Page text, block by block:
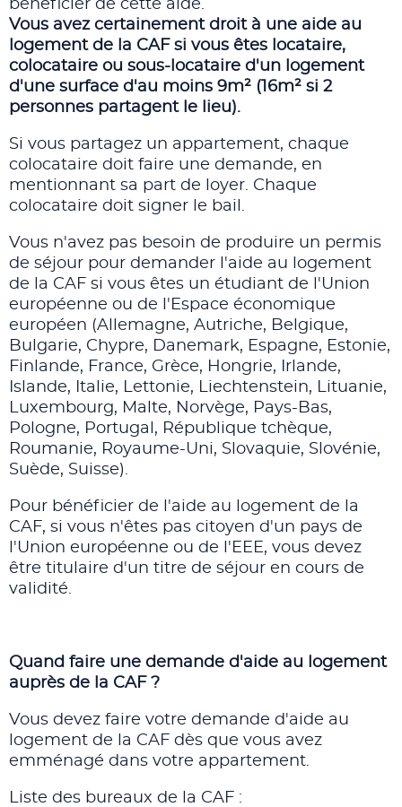
bénéficier de cette aide.
Vous avez certainement droit à une aide au
logement de la CAF si vous êtes locataire,
colocataire ou sous-locataire d'un logement
d'une surface d'au moins 9m² (16m² si 2
personnes partagent le lieu).
Si vous partagez un appartement, chaque
colocataire doit faire une demande, en
mentionnant sa part de loyer. Chaque
colocataire doit signer le bail.
Vous n'avez pas besoin de produire un permis
de séjour pour demander l'aide au logement
de la CAF si vous êtes un étudiant de l'Union
européenne ou de l'Espace économique
européen (Allemagne, Autriche, Belgique,
Bulgarie, Chypre, Danemark, Espagne, Estonie,
Finlande, France, Grèce, Hongrie, Irlande,
Islande, Italie, Lettonie, Liechtenstein, Lituanie,
Luxembourg, Malte, Norvège, Pays-Bas,
Pologne, Portugal, République tchèque,
Roumanie, Royaume-Uni, Slovaquie, Slovénie,
Suède, Suisse).
Pour bénéficier de l'aide au logement de la
CAF, si vous n'êtes pas citoyen d'un pays de
l'Union européenne ou de l'EEE, vous devez
être titulaire d'un titre de séjour en cours de
validité.
Quand faire une demande d'aide au logement
auprès de la CAF ?
Vous devez faire votre demande d'aide au
logement de la CAF dès que vous avez
emménagé dans votre appartement.
Liste des bureaux de la CAF :